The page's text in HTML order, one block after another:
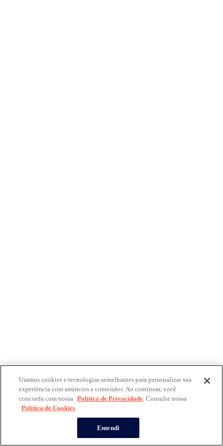
Usamos cookies e tecnologias semelhantes para personalizar sua
experiência com anúncios e conteúdos. Ao continuar, você
concorda com nossa Política de Privacidade. Consulte nossa
Política de Cookies
Entendi